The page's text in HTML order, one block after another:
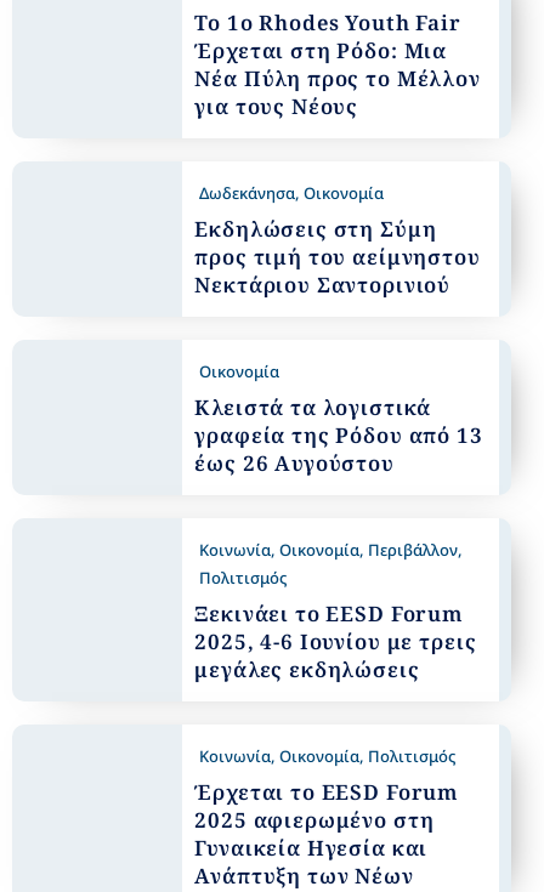
Το 1ο Rhodes Youth Fair
Έρχεται στη Ρόδο: Μια
Νέα Πύλη προς το Μέλλον
για τους Νέους
Δωδεκάνησα,Οικονομία
Εκδηλώσεις στη Σύμη
προς τιμή του αείμνηστου
Νεκτάριου Σαντορινιού
Οικονομία
Κλειστά τα λογιστικά
γραφεία της Ρόδου από 13
έως 26 Αυγούστου
Κοινωνία,Οικονομία, Περιβάλλον,
Πολιτισμός
Ξεκινάει το EESD Forum
2025, 4-6 Ιουνίου με τρεις
μεγάλες εκδηλώσεις
Κοινωνία,Οικονομία, Πολιτισμός
Έρχεται το EESD Forum
2025 αφιερωμένο στη
Γυναικεία Ηγεσία και
Ανάπτυξη των Νέων